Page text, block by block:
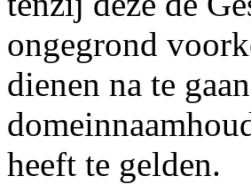
ongegrond
dienen na te
heeft te gelden.